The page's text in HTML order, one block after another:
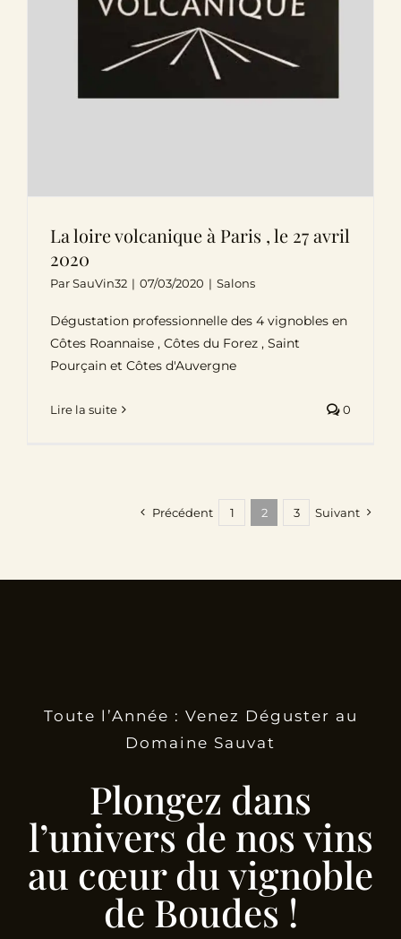
La loire volcanique à Paris , le 27 avril
2020
ParSauVin32 | 07/03/2020 | Salons
Dégustation professionnelle des 4 vignobles en
Côtes Roannaise , Côtes du Forez , Saint
Pourçain et Côtes d'Auvergne
Lire la suite 0
Précédent 1 2 3 Suivant
Toute l’Année : Venez Déguster au
Domaine Sauvat
Plongez dans
l’univers de nos vins
au cœur du vignoble
de Boudes !